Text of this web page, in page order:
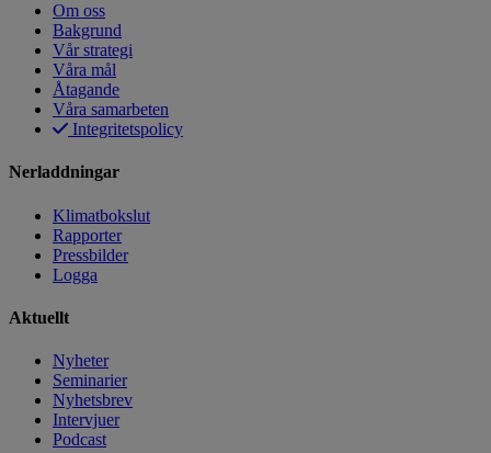
Om oss
Bakgrund
Vår strategi
Våra mål
Åtagande
Våra samarbeten
Integritetspolicy
Nerladdningar
Klimatbokslut
Rapporter
Pressbilder
Logga
Aktuellt
Nyheter
Seminarier
Nyhetsbrev
Intervjuer
Podcast